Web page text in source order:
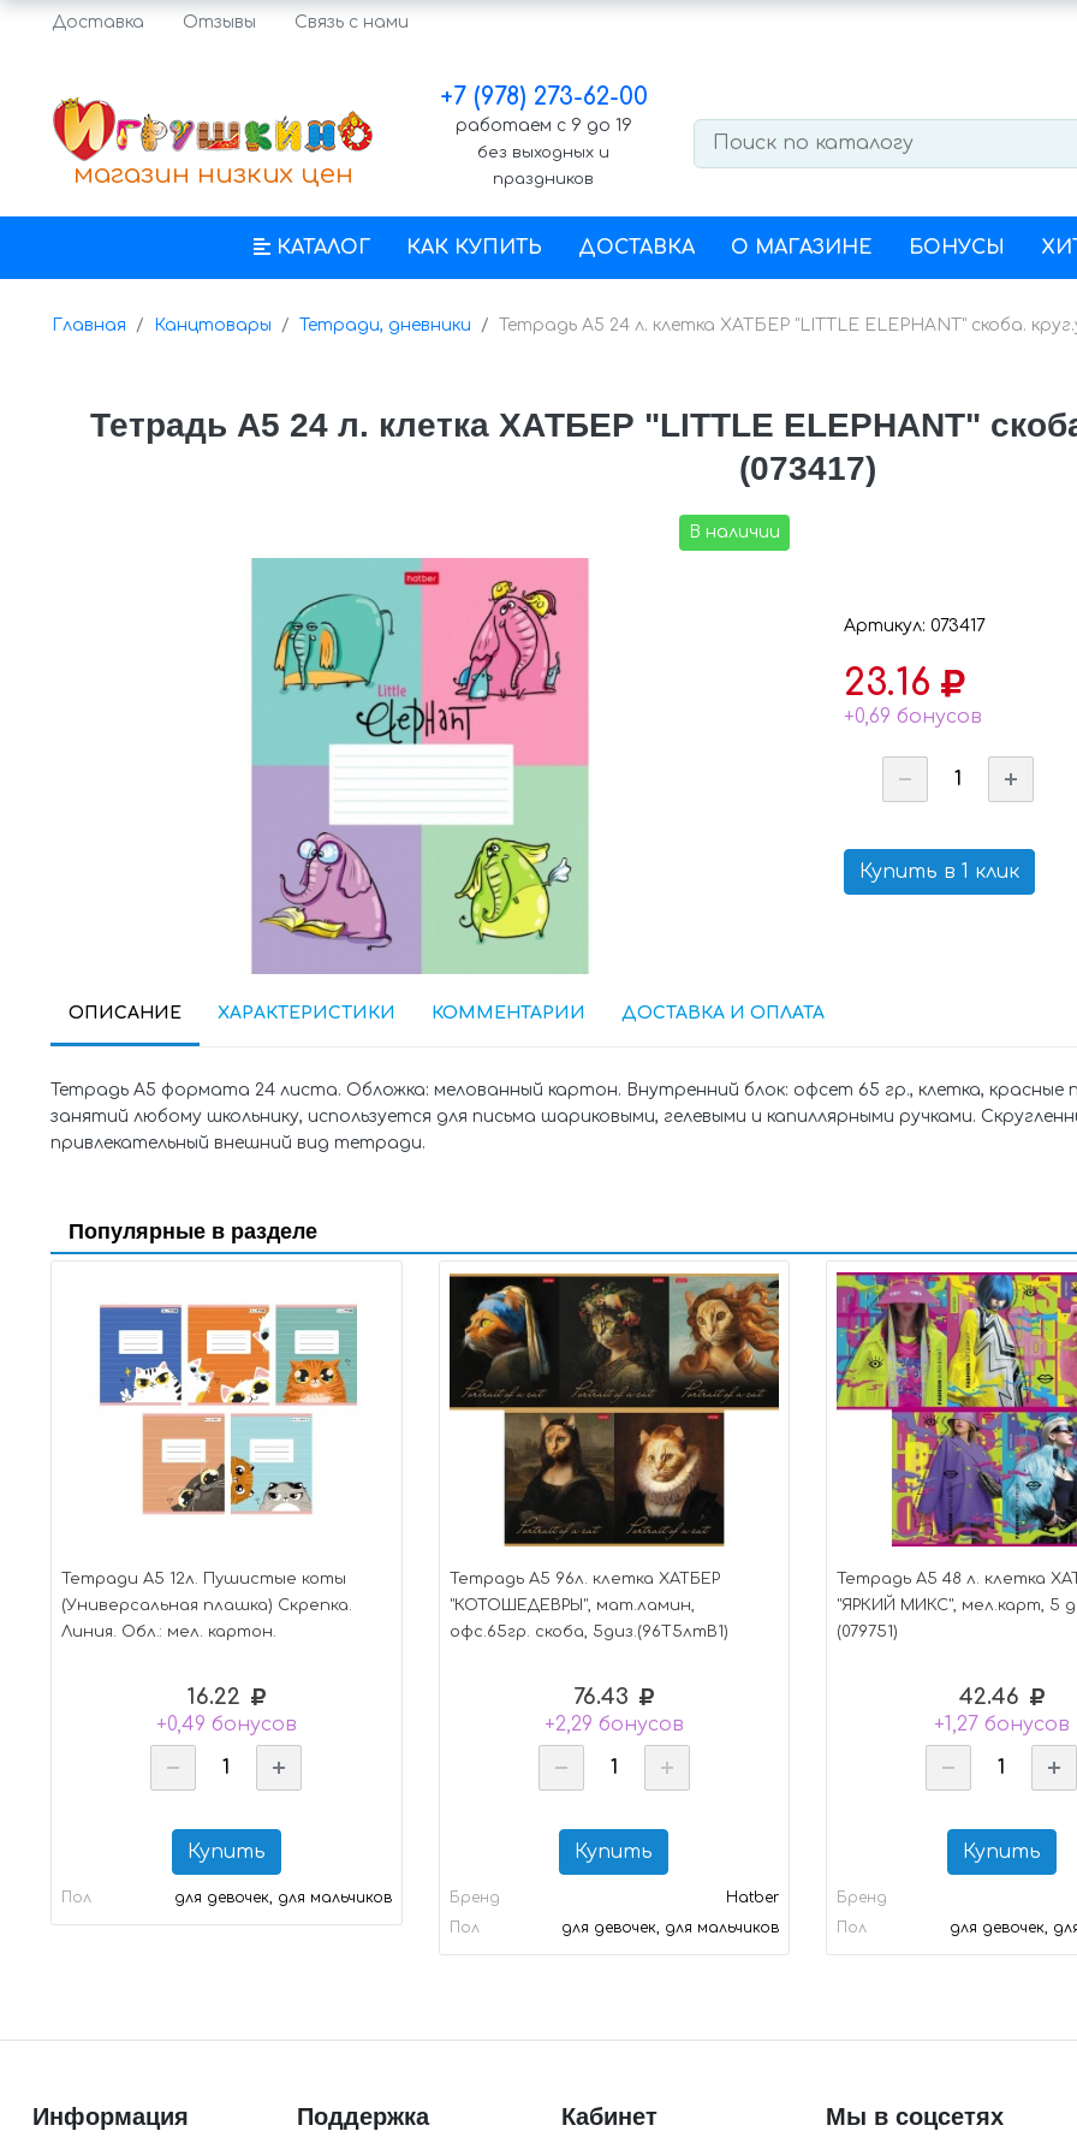
Доставка Отзывы Связь с нами
магазин низких цен
+7 (978) 273-62-00
работаем с 9 до 19
без выходных и
праздников
КАТАЛОГ КАК КУПИТЬ ДОСТАВКА О МАГАЗИНЕ БОНУСЫ
Главная Канцтовары Тетради, дневники Тетрадь А5 24 л. клетка ХАТБЕР "LITTLE ELEPHANT" скоба.
Тетрадь А5 24 л. клетка ХАТБЕР "LITTLE ELEPHANT"
(073417)
В наличии
Артикул: 073417
23.16
+0,69 бонусов
Купить в 1 клик
ОПИСАНИЕ ХАРАКТЕРИСТИКИ КОММЕНТАРИИ ДОСТАВКА И ОПЛАТА
Тетрадь А5 формата 24 листа. Обложка: мелованный картон. Внутренний блок: офсет 65 гр., клетка, красные
занятий любому школьнику, используется для письма шариковыми, гелевыми и капиллярными ручками.
привлекательный внешний вид тетради.
Популярные в разделе
Тетради А5 12л. Пушистые коты
(Универсальная плашка) Скрепка.
Линия. Обл.: мел. картон.
16.22
+0,49 бонусов
Купить
Пол для девочек, для мальчиков
Тетрадь А5 96л. клетка ХАТБЕР
"КОТОШЕДЕВРЫ", мат.ламин,
офс.65гр. скоба, 5диз.(96Т5лтВ1)
76.43
+2,29 бонусов
Купить
Бренд
Hatber
Пол
для девочек, для мальчиков
Тетрадь А5 48 л. клетка
"ЯРКИЙ МИКС", мел.карт, 5
(079751)
42.46
+1,27 бонусов
Купить
Бренд
Пол
для девочек,
Информация Поддержка Кабинет Мы в соцсетях